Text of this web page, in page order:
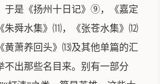
于是《扬州十日记》⑨，《嘉定
朱舜水集》⑾，《张苍水集》⑿
黄萧养回头》⒀及其他单篇的汇
不出那些名目来。别有一部分